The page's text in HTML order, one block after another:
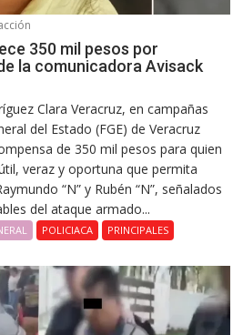
350 mil pesos por
la comunicadora Avisack
Clara Veracruz, en campañas
del Estado (FGE) de Veracruz
de 350 mil pesos para quien
veraz y oportuna que permita
“N” y Rubén “N”, señalados
del ataque armado...
POLICIACA PRINCIPALES